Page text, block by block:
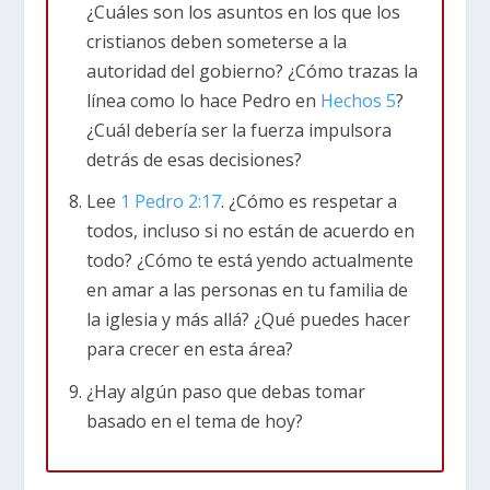
misericordia (9-10). No pertenecemos a ningún
poder o institución de la cultura que nos rodea.
Somos sacerdotes reales de Dios. Al igual que
los reyes y sacerdotes del Antiguo Testamento,
estamos apartados para servir a Dios y a su
pueblo. Por lo tanto, no estamos definidos por
nacionalidad, posición social, vocación o
cualquier otro factor por el cual el mundo trata
de definir a las personas, sino por nuestra
relación con Dios.
Tercero, Pedro nos recuerda nuevamente
(como en el capítulo 1) que somos “residentes
temporales y extranjeros” en este mundo (11).
conformamos con la cultura local. Nunca
¿Cuáles son los asuntos en los que los
cristianos deben someterse a la
autoridad del gobierno? ¿Cómo trazas la
línea como lo hace Pedro en Hechos 5?
¿Cuál debería ser la fuerza impulsora
detrás de esas decisiones?
Lee 1 Pedro 2:17. ¿Cómo es respetar a
todos, incluso si no están de acuerdo en
todo? ¿Cómo te está yendo actualmente
en amar a las personas en tu familia de
la iglesia y más allá? ¿Qué puedes hacer
para crecer en esta área?
¿Hay algún paso que debas tomar
basado en el tema de hoy?